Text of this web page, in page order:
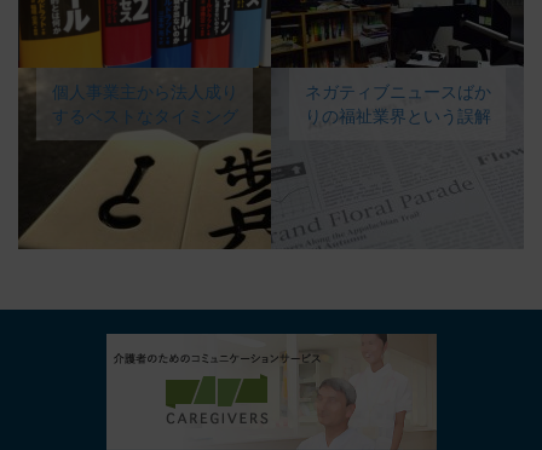
個人事業主から法人成り
するベストなタイミング
ネガティブニュースばか
りの福祉業界という誤解